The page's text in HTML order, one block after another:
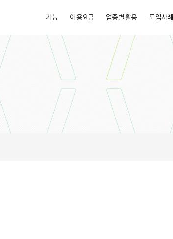
기능 이용요금 업종별 활용 도입사례